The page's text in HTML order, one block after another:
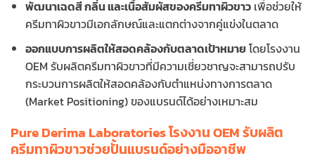
พัฒนาเฉดสี กลิ่น และเนื้อสัมผัสของครีมทาผิวขาวเพื่อช่วยให้
ครีมทาผิวขาวมีเอกลักษณ์และแตกต่างจากคู่แข่งในตลาด
ออกแบบการผลิตให้สอดคล้องกับตลาดเป้าหมาย โดยโรงงาน
OEM รับผลิตครีมทาผิวขาวที่มีความเชี่ยวชาญจะสามารถปรับ
กระบวนการผลิตให้สอดคล้องกับตำแหน่งทางการตลาด
(Market Positioning) ของแบรนด์ได้อย่างเหมาะสม
Pure Derima Laboratories โรงงาน OEM รับผลิต
ครีมทาผิวขาวช่วยปั้นแบรนด์อย่างมืออาชีพ